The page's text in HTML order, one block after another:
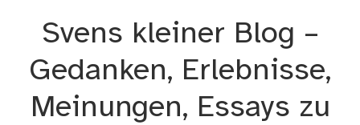
Svens kleiner Blog –
Gedanken, Erlebnisse,
Meinungen, Essays zu